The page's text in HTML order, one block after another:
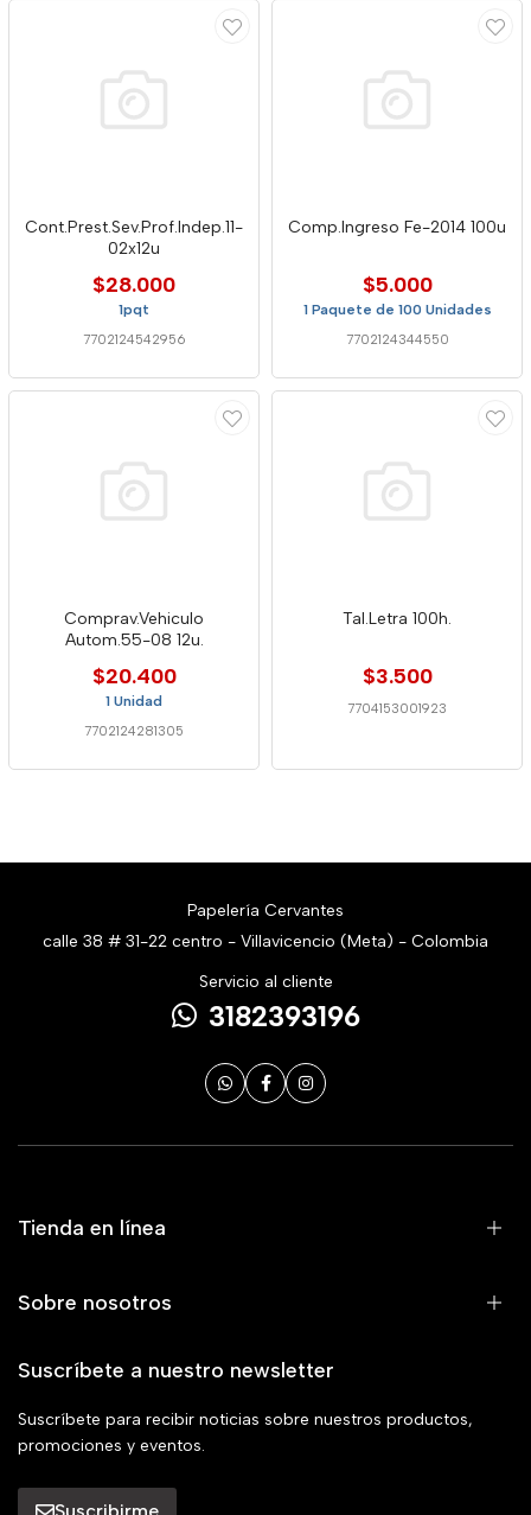
Cont.Prest.Sev.Prof.Indep.11-
02x12u
$28.000
1pqt
7702124542956
Comp.Ingreso Fe-2014 100u
$5.000
1 Paquete de 100 Unidades
7702124344550
Comprav.Vehiculo
Autom.55-08 12u.
$20.400
1 Unidad
7702124281305
Tal.Letra 100h.
$3.500
7704153001923
Papelería Cervantes
calle 38 # 31-22 centro - Villavicencio (Meta) - Colombia
Servicio al cliente
3182393196
Tienda en línea
Sobre nosotros
Suscríbete a nuestro newsletter
Suscríbete para recibir noticias sobre nuestros productos,
promociones y eventos.